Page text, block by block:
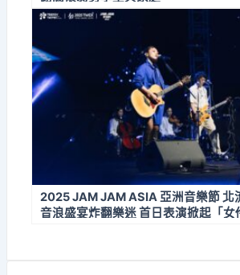
2025 JAM JAM ASIA 亞洲音樂節 北
音浪盛宴炸翻樂迷 首日表演掀起「女